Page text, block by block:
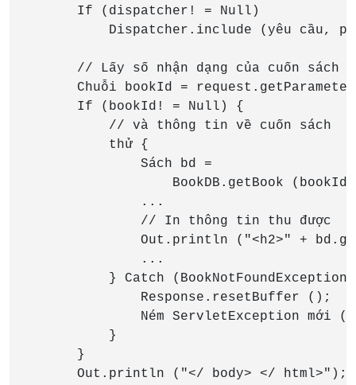
        If (dispatcher! = Null)
Dispatcher.include (yêu cầu,
// Lấy số nhận dạng của cuốn sách
Chuỗi bookId =
        If (bookId! = Null) {
            // và thông tin về cuốn sách
            thử {
                Sách bd =
BookDB.getBook
                ...
                // In thông tin thu được
Out.println ("<h2>" +
                ...
} Catch (BookNotFoundException
                Response.resetBuffer ();
Ném ServletException mới
            }
        }
        Out.println ("</ body> </ html>");